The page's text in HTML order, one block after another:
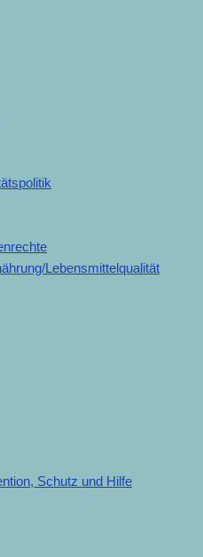
Lebensmittelqualität
Schutz und Hilfe